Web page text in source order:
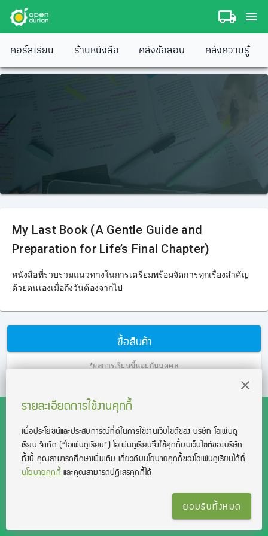
คอร์สเรียน ร้านหนังสือ คลังข้อสอบ คลังความรู้
My Last Book (A Gentle Guide and
Preparation for Life’s Final Chapter)
หนังสือที่รวบรวมแนวทางในการเตรียมพร้อมจัดการทุกเรื่องสำคัญ
ด้วยตนเองเมื่อถึงวันต้องจากไป
ซื้อสินค้า
*ผลการเรียนขึ้นอยู่กับบุคคล
สงวนลิขสิทธิ์โดย บริษัท โอเพ่นดูเรียน จำกัด 2021 ©︎ OpenDurian
Co., Ltd.
TOEIC® and TOEFL® are registered trademarks of Educational Testing
This product is not endorsed or approved by ETS.
รายละเอียดการใช้งานคุกกี้
เพื่อประโยชน์และประสบการณ์ที่ดีในการใช้งานเว็บไซต์ของ บริษัท โอเพ่นดู
เรียน จํากัด (“โอเพ่นดูเรียน”)โอเพ่นดูเรียนจึงใช้คุกกี้บนเว็บไซต์ของบริษัท
ทั้งนี้ คุณสามารถศึกษาเพิ่มเติม เกี่ยวกับนโยบายคุกกี้ของโอเพ่นดูเรียนได้ที่
นโยบายคุกกี้และคุณสามารถปฏิเสธคุกกี้ได้
ยอมรับทั้งหมด